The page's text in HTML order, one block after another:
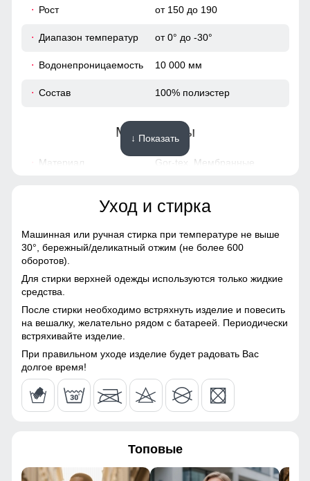
Полукомбинезон зимний имеет регулируемые бретели,
Расширитель штанин на молнии и
снегозащитные гамаши с эластичной полосой
разрез внизу горнолыжных брюк позволяет легко
оправить штанину поверх горнолыжного ботинка. Во всех
горнолыжных брюках имеются снегозащитные гамаши
плотно обхватывающая ботинок, которые защищают от
40
50 (XXL)
Рост от 150 до 190
Диапазон температур от 0° до -30°
Водонепроницаемость 10 000 мм
Состав 100% полиэстер
Материалы
Материал
Gor-tex, Мембранные
Экологичные материалы
Материал наполнителя
Особенность ткани
Плотная мембранная
Утеплитель, гр от 270 до 370 гр
Конструктивные особенности
Покрой
полукомбинезона
Прямой
↓ Показать
Уход и стирка
Машинная или ручная стирка при температуре не выше
30°, бережный/деликатный отжим (не более 600
оборотов).
Для стирки верхней одежды используются только жидкие
средства.
После стирки необходимо встряхнуть изделие и повесить
на вешалку, желательно рядом с батареей. Периодически
встряхивайте изделие.
При правильном уходе изделие будет радовать Вас
долгое время!
Топовые